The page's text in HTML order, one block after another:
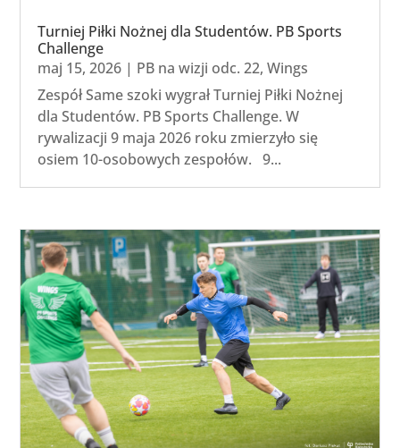
Turniej Piłki Nożnej dla Studentów. PB Sports
Challenge
maj 15, 2026 | PB na wizji odc. 22,Wings
Zespół Same szoki wygrał Turniej Piłki Nożnej
dla Studentów. PB Sports Challenge. W
rywalizacji 9 maja 2026 roku zmierzyło się
osiem 10-osobowych zespołów. 9...